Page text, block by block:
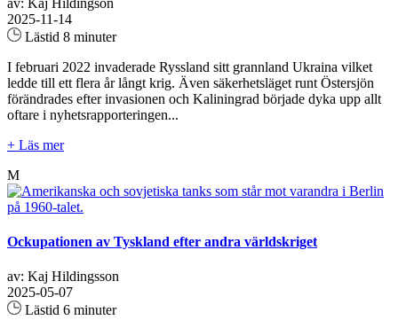
av: Kaj Hildingson
2025-11-14
Lästid 8 minuter
I februari 2022 invaderade Ryssland sitt grannland Ukraina vilket
ledde till ett flera år långt krig. Även säkerhetsläget runt Östersjön
förändrades efter invasionen och Kaliningrad började dyka upp allt
oftare i nyhetsrapporteringen...
+ Läs mer
M
Ockupationen av Tyskland efter andra världskriget
av: Kaj Hildingsson
2025-05-07
Lästid 6 minuter